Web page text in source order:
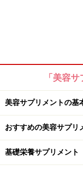
「美容
美容サプリメントの基
おすすめの美容サプリ
基礎栄養サプリメント